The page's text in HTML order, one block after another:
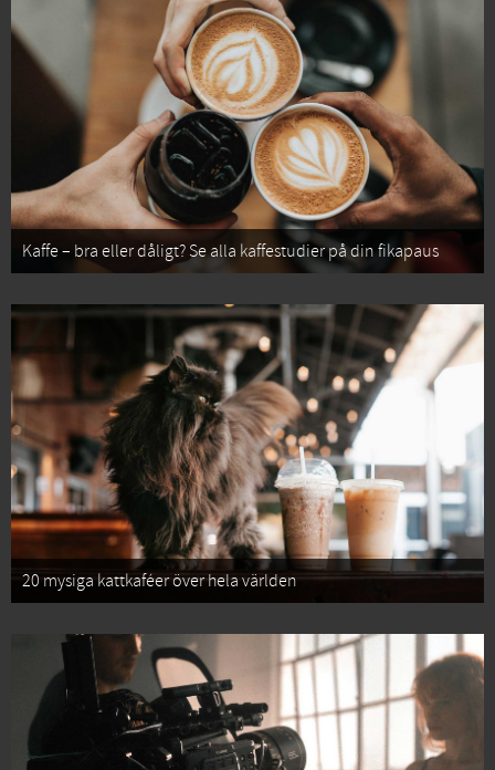
Kaffe – bra eller dåligt? Se alla kaffestudier på din fikapaus
20 mysiga kattkaféer över hela världen